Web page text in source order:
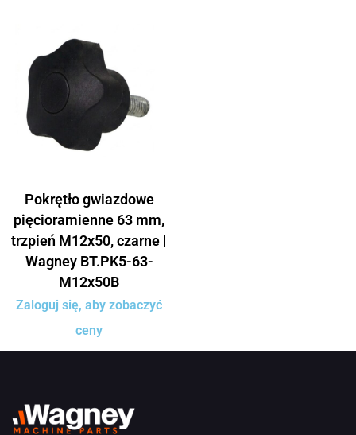
Pokrętło gwiazdowe
pięcioramienne 63 mm,
trzpień M12x50, czarne |
Wagney BT.PK5-63-
M12x50B
Zaloguj się, aby zobaczyć
ceny